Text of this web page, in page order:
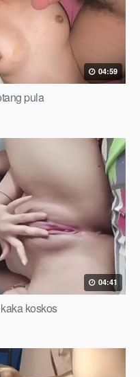
04:59
pula
04:41
koskos